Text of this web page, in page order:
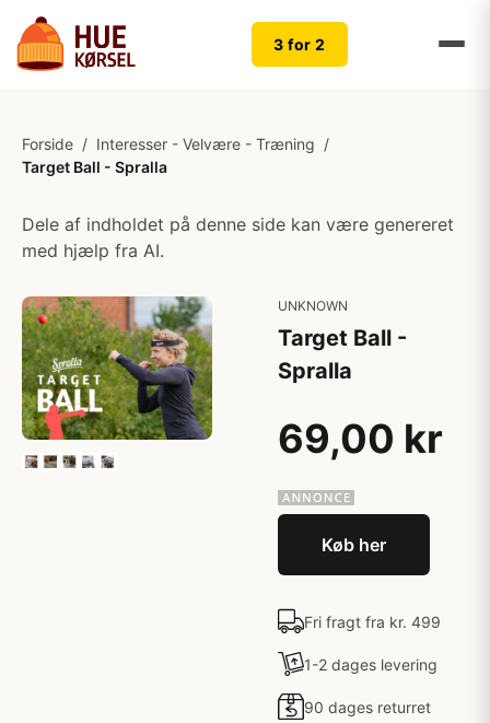
3 for 2
Forside / Interesser - Velvære - Træning /
Target Ball - Spralla
Dele af indholdet på denne side kan være genereret
med hjælp fra AI.
UNKNOWN
Target Ball -
Spralla
69,00 kr
Køb her
Fri fragt fra kr. 499
1-2 dages levering
90 dages returret